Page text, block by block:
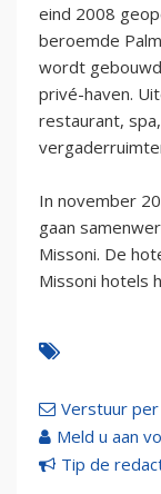
eind 2008
beroemde
wordt
privé-haven.
restaurant,
In november
gaan
Missoni. De
Missoni hotels
Verstuur
Meld u aan
Tip de